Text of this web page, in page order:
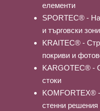
елементи
SPORTEC® -
и търговски зони
KRAITEC® -
покриви и
KARGOTEC® -
стоки
KOMFORTEX®
стенни решения